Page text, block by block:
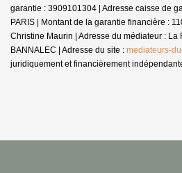
garantie : 3909101304 | Adresse caisse de
PARIS | Montant de la garantie financière :
Christine Maurin | Adresse du médiateur : La
BANNALEC | Adresse du site : mediateurs-
juridiquement et financièrement